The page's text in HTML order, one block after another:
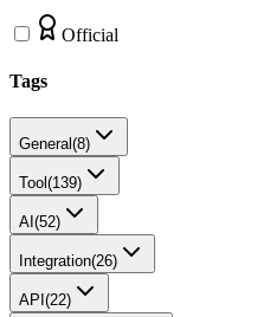
Official
Tags
General(8)
Tool (139)
AI (52)
Integration(26)
API (22)